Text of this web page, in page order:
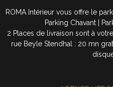
ROMA Intérieur vous offre le
Parking Chavant |
2 Places de livraison sont à
rue Beyle Stendhal : 20 mn